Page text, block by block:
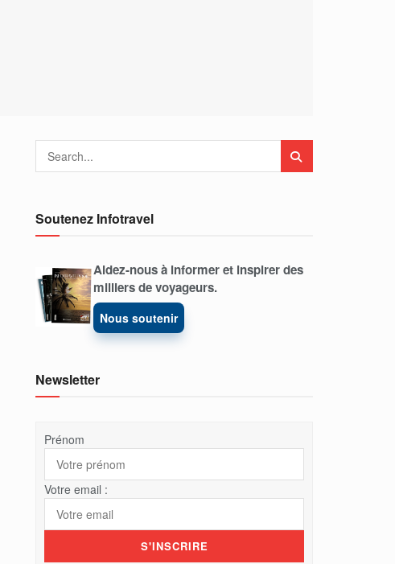
Soutenez Infotravel
Aidez-nous à informer et inspirer des
milliers de voyageurs.
Nous soutenir
Newsletter
Prénom
Votre email :